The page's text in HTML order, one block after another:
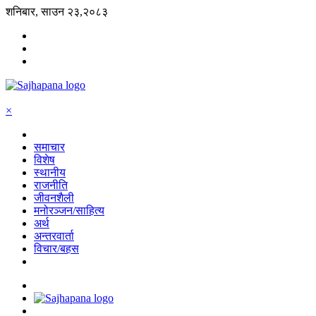
शनिबार, साउन २३,२०८३
×
समाचार
विशेष
स्थानीय
राजनीति
जीवनशैली
मनोरञ्जन/साहित्य
अर्थ
अन्तरवार्ता
विचार/बहस